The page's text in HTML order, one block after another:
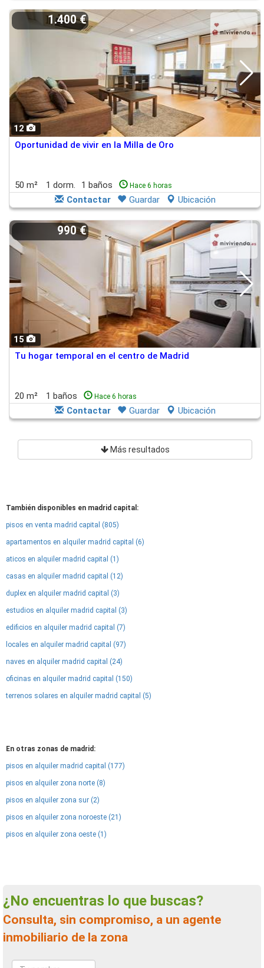
12
1.400 €
Oportunidad de vivir en la Milla de Oro
50 m² 1 dorm. 1 baños Hace 6 horas
Contactar Guardar Ubicación
15
990 €
Tu hogar temporal en el centro de Madrid
20 m² 1 baños Hace 6 horas
Contactar Guardar Ubicación
Más resultados
También disponibles en madrid capital:
pisos en venta madrid capital (805)
apartamentos en alquiler madrid capital (6)
aticos en alquiler madrid capital (1)
casas en alquiler madrid capital (12)
duplex en alquiler madrid capital (3)
estudios en alquiler madrid capital (3)
edificios en alquiler madrid capital (7)
locales en alquiler madrid capital (97)
naves en alquiler madrid capital (24)
oficinas en alquiler madrid capital (150)
terrenos solares en alquiler madrid capital (5)
En otras zonas de madrid:
pisos en alquiler madrid capital (177)
pisos en alquiler zona norte (8)
pisos en alquiler zona sur (2)
pisos en alquiler zona noroeste (21)
pisos en alquiler zona oeste (1)
¿No encuentras lo que buscas?
Consulta, sin compromiso, a un agente
inmobiliario de la zona